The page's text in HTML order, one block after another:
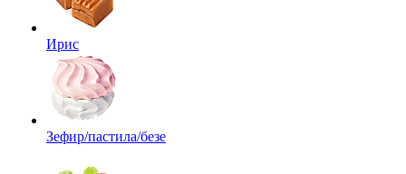
Ирис
Зефир/пастила/безе